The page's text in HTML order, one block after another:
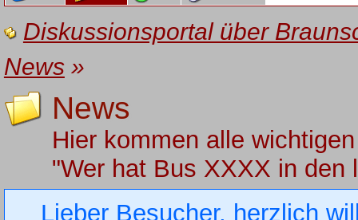
Diskussionsportal über
News»
News
Hier kommen alle
"Wer hat Bus XXXX in den
Lieber Besucher, herzlich